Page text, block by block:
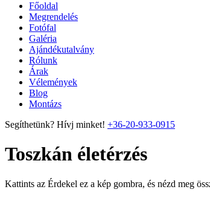
Főoldal
Megrendelés
Fotófal
Galéria
Ajándékutalvány
Rólunk
Árak
Vélemények
Blog
Montázs
Segíthetünk? Hívj minket! +36-20-933-0915
Toszkán életérzés
Kattints az Érdekel ez a kép gombra, és nézd meg